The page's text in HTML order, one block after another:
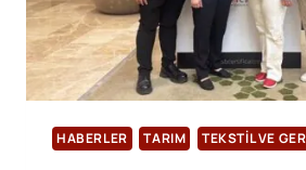
HABERLER TARIM TEKSTIL VE